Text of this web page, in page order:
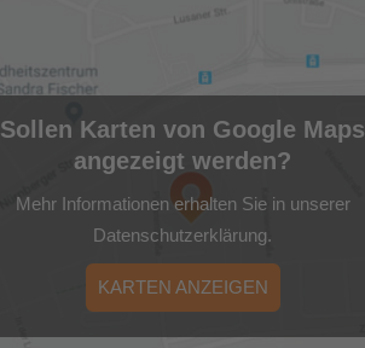
Sollen Karten von Google Maps
angezeigt werden?
Mehr Informationen erhalten Sie in unserer
Datenschutzerklärung.
KARTEN ANZEIGEN